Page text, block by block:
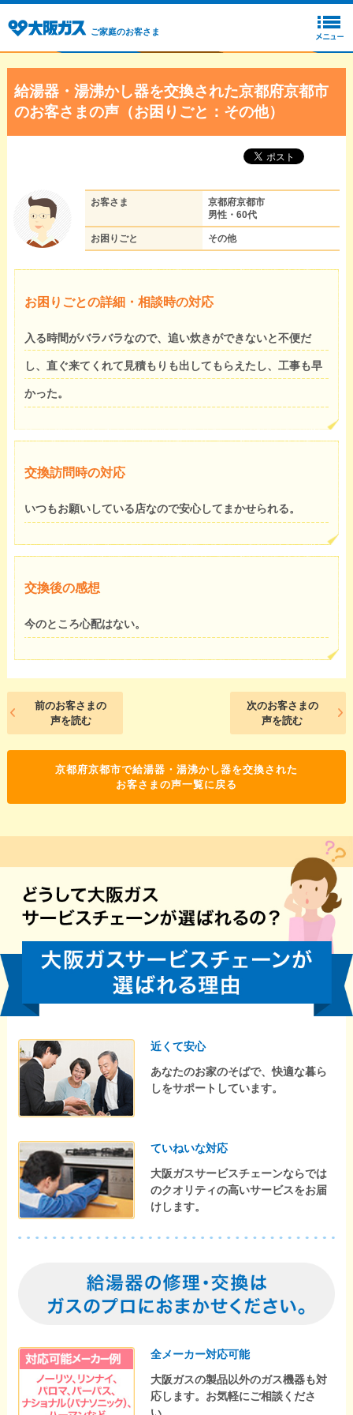
ご家庭のお客さま
給湯器・湯沸かし器を交換された京都府京都市
のお客さまの声（お困りごと：その他）
お客さま
京都府京都市
男性・60代
お困りごと その他
お困りごとの詳細・相談時の対応
入る時間がバラバラなので、追い炊きができないと不便だ
し、直ぐ来てくれて見積もりも出してもらえたし、工事も早
かった。
交換訪問時の対応
いつもお願いしている店なので安心してまかせられる。
交換後の感想
今のところ心配はない。
前のお客さまの
声を読む
次のお客さまの
声を読む
京都府京都市で給湯器・湯沸かし器を交換された
お客さまの声一覧に戻る
近くて安心
あなたのお家のそばで、快適な暮ら
しをサポートしています。
ていねいな対応
大阪ガスサービスチェーンならでは
のクオリティの高いサービスをお届
けします。
全メーカー対応可能
大阪ガスの製品以外のガス機器も対
応します。お気軽にご相談くださ